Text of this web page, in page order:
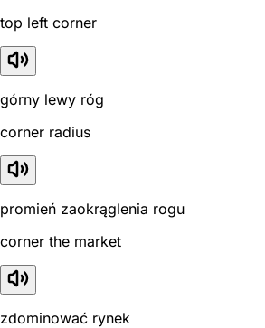
top left corner
górny lewy róg
corner radius
promień zaokrąglenia rogu
corner the market
zdominować rynek